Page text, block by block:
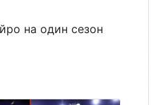
на один сезон